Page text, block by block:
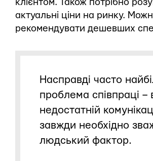
клієнтом. Також потрібно
актуальні ціни на ринку.
рекомендувати дешевших
Насправді часто
проблема співпраці –
недостатній
завжди необхідно
людський фактор.